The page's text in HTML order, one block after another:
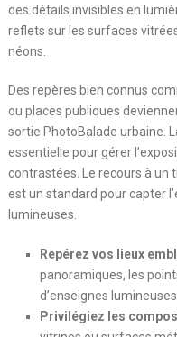
des détails invisibles en
reflets sur les surfaces
néons.
Des repères bien connus
ou places publiques
sortie PhotoBalade urbaine.
essentielle pour gérer
contrastées. Le recours à un
est un standard pour capter
lumineuses.
Repérez vos lieux
panoramiques, les
d’enseignes lumineuses.
Privilégiez les